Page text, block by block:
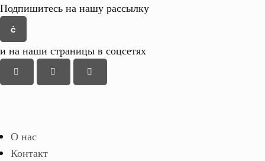
Подпишитесь на нашу рассылку
и на наши страницы в соцсетях
О нас
Контакт